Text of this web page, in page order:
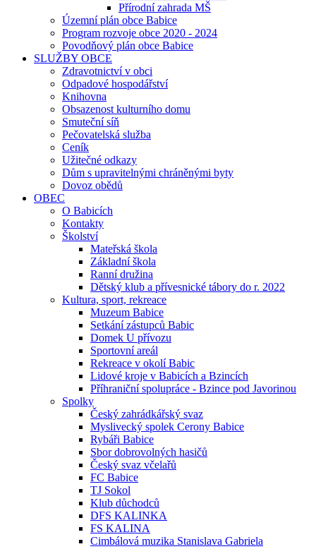
Přírodní zahrada MŠ
Územní plán obce Babice
Program rozvoje obce 2020 - 2024
Povodňový plán obce Babice
SLUŽBY OBCE
Zdravotnictví v obci
Odpadové hospodářství
Knihovna
Obsazenost kulturního domu
Smuteční síň
Pečovatelská služba
Ceník
Užitečné odkazy
Dům s upravitelnými chráněnými byty
Dovoz obědů
OBEC
O Babicích
Kontakty
Školství
Mateřská škola
Základní škola
Ranní družina
Dětský klub a přívesnické tábory do r. 2022
Kultura, sport, rekreace
Muzeum Babice
Setkání zástupců Babic
Domek U přívozu
Sportovní areál
Rekreace v okolí Babic
Lidové kroje v Babicích a Bzincích
Příhraniční spolupráce - Bzince pod Javorinou
Spolky
Český zahrádkářský svaz
Myslivecký spolek Cerony Babice
Rybáři Babice
Sbor dobrovolných hasičů
Český svaz včelařů
FC Babice
TJ Sokol
Klub důchodců
DFS KALINKA
FS KALINA
Cimbálová muzika Stanislava Gabriela